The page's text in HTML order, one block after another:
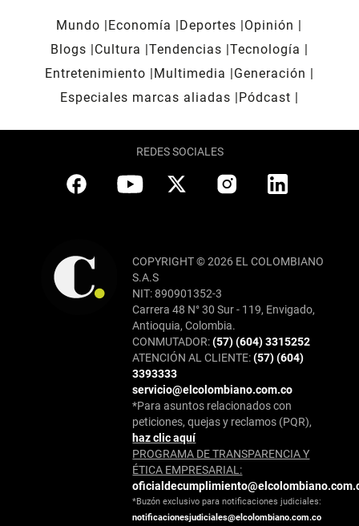
Mundo Economía Deportes
Opinión
Blogs
Cultura Tendencias Tecnología
Entretenimiento
Multimedia
Generación
Especiales marcas aliadas
Pódcast
REDES SOCIALES
COPYRIGHT © 2026 EL COLOMBIANO
S.A.S
NIT: 890901352-3
Carrera 48 N° 30 Sur - 119, Envigado,
Antioquia, Colombia.
CONMUTADOR:(57) (604) 3315252
ATENCIÓN AL CLIENTE:(57) (604)
3393333
servicio@elcolombiano.com.co
*Para asuntos relacionados con
peticiones, quejas y reclamos (PQR),
haz clic aquí
PROGRAMA DE TRANSPARENCIA Y
ÉTICA EMPRESARIAL:
*Buzón exclusivo para notificaciones judiciales:
notificacionesjudiciales@elcolombiano.com.co